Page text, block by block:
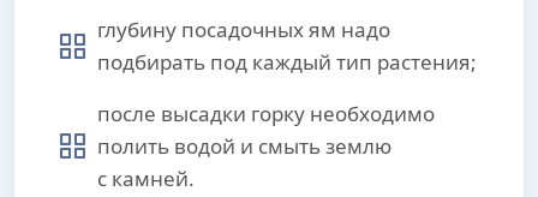
глубину посадочных ям надо
подбирать под каждый тип растения;
после высадки горку необходимо
полить водой и смыть землю
с камней.